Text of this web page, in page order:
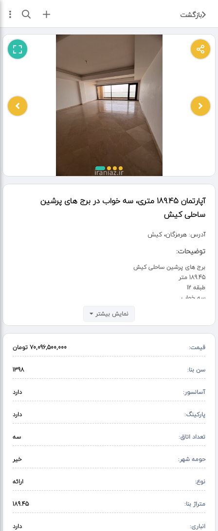
بازگشت ثبت آگهی
آپارتمان 189.45 متری، سه خواب در برج های پرشین
ساحلی کیش
آدرس: هرمزگان، کیش
توضیحات:
برج های پرشین ساحلی کیش
189.45 متر
طبقه 12
سه خواب
برای کسب اطلاعات بیشتر فقط با شماره های زیر در ارتباط باشید:
09125358944
https://persianbeachtowers.com/plans/%d8%b3%d9%87-
%d8%ae%d9%88%d8%a7%d8%a8%d9%87-
%d8%b7%d8%a8%d9%82%d9%87-12
نمایش بیشتر
قیمت: 70,096,500,000 تومان
سن بنا: 1398
آسانسور: دارد
پارکینگ: دارد
تعداد اتاق: سه
حومه شهر: خیر
نوع: ارائه
متراژ بنا: 189.45
انباری: دارد